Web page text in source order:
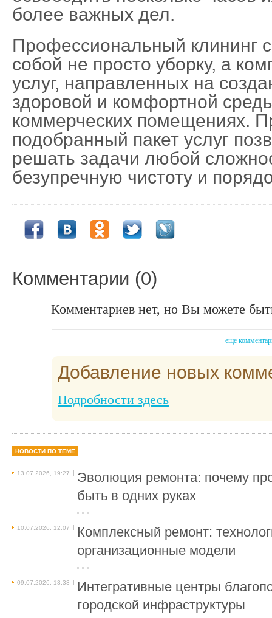
более важных дел.
Профессиональный клининг
собой не просто уборку, а
услуг, направленных на
здоровой и комфортной
коммерческих помещениях.
подобранный пакет услуг
решать задачи любой
безупречную чистоту и
Комментарии (0)
Комментариев нет, но Вы можете
еще
Добавление новых
Подробности здесь
НОВОСТИ ПО ТЕМЕ
13.07.2026, 19:27 | Эволюция ремонта: почему
быть в одних руках
10.07.2026, 12:07 | Комплексный ремонт:
организационные модели
09.07.2026, 13:33 | Интегративные центры
городской инфраструктуры